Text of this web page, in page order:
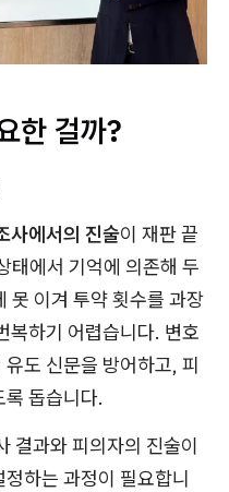
한 걸까?
사에서의 진술이 재판 끝
태에서 기억에 의존해 두
못 이겨 투약 횟수를 과장
복하기 어렵습니다. 변호
도 신문을 방어하고, 피
돕습니다.
결과와 피의자의 진술이
하는 과정이 필요합니